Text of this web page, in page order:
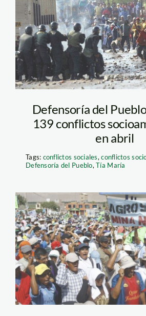
Conflicto en
María. Foto: El
Comercio
Defensoría del
139 conflictos
en abril
Tags: conflictos sociales,conflictos
Defensoría del Pueblo,Tía María
Protesta
María. Foto: